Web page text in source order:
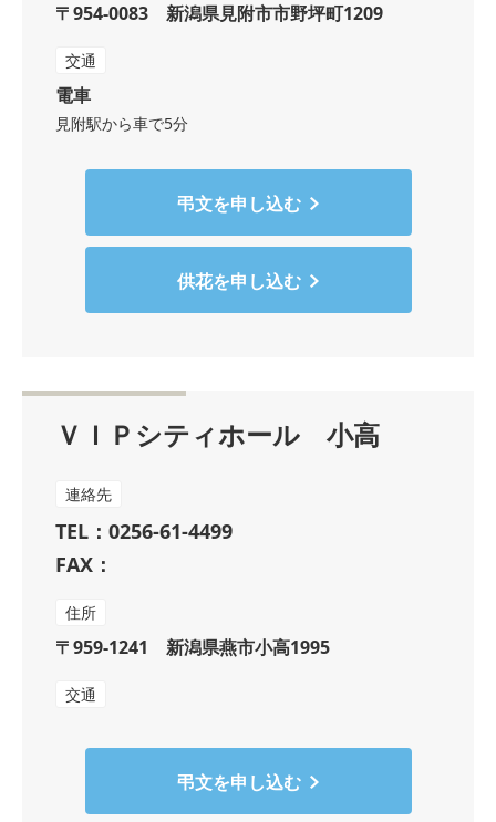
〒954-0083 新潟県見附市市野坪町1209
交通
電車
見附駅から車で5分
弔文を申し込む
供花を申し込む
ＶＩＰシティホール 小高
連絡先
TEL：0256-61-4499
FAX：
住所
〒959-1241 新潟県燕市小高1995
交通
弔文を申し込む